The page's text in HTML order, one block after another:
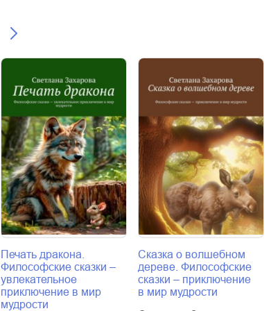
Печать дракона.
Философские сказки –
увлекательное
приключение в мир
мудрости
Сказка о волшебном
дереве. Философские
сказки – приключение
в мир мудрости